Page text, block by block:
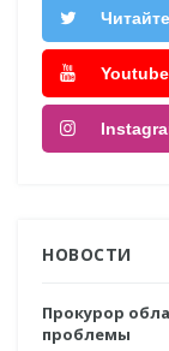
НОВОСТИ
Прокурор
проблемы